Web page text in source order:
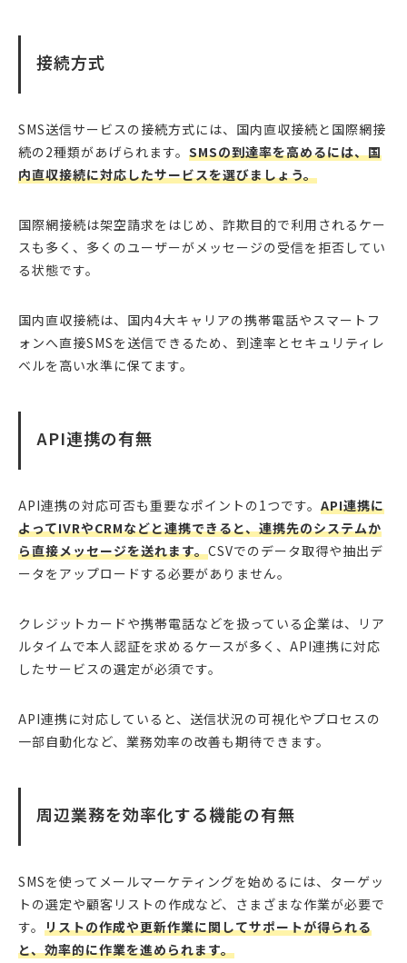
接続方式
SMS送信サービスの接続方式には、国内直収接続と国際網接
続の2種類があげられます。 SMSの到達率を高めるには、国
内直収接続に対応したサービスを選びましょう。
国際網接続は架空請求をはじめ、詐欺目的で利用されるケー
スも多く、多くのユーザーがメッセージの受信を拒否してい
る状態です。
国内直収接続は、国内4大キャリアの携帯電話やスマートフ
ォンへ直接SMSを送信できるため、到達率とセキュリティレ
ベルを高い水準に保てます。
API連携の有無
API連携の対応可否も重要なポイントの1つです。 API連携に
よってIVRやCRMなどと連携できると、連携先のシステムか
ら直接メッセージを送れます。CSVでのデータ取得や抽出デ
ータをアップロードする必要がありません。
クレジットカードや携帯電話などを扱っている企業は、リア
ルタイムで本人認証を求めるケースが多く、API連携に対応
したサービスの選定が必須です。
API連携に対応していると、送信状況の可視化やプロセスの
一部自動化など、業務効率の改善も期待できます。
周辺業務を効率化する機能の有無
SMSを使ってメールマーケティングを始めるには、ターゲッ
トの選定や顧客リストの作成など、さまざまな作業が必要で
す。 リストの作成や更新作業に関してサポートが得られる
と、効率的に作業を進められます。